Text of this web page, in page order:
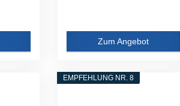
Zum Angebot
EMPFEHLUNG NR. 8